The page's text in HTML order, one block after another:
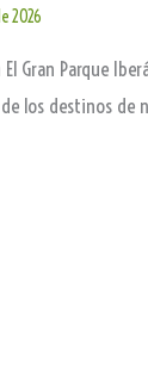
2026
Gran Parque
los destinos de